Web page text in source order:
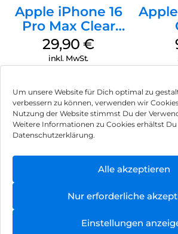
Um unsere Website für Dich optimal zu
verbessern zu können, verwenden wir
Nutzung der Website stimmst Du der
Weitere Informationen zu Cookies erhältst
Datenschutzerklärung.
Alle akzeptieren
Nur erforderliche
Einstellungen
Apple iPhone 16
Pro Max Clear
Case MagSafe
Transparent
29,90€
inkl. MwSt.
Impressum
Hinweis zur Batterieentsorgung